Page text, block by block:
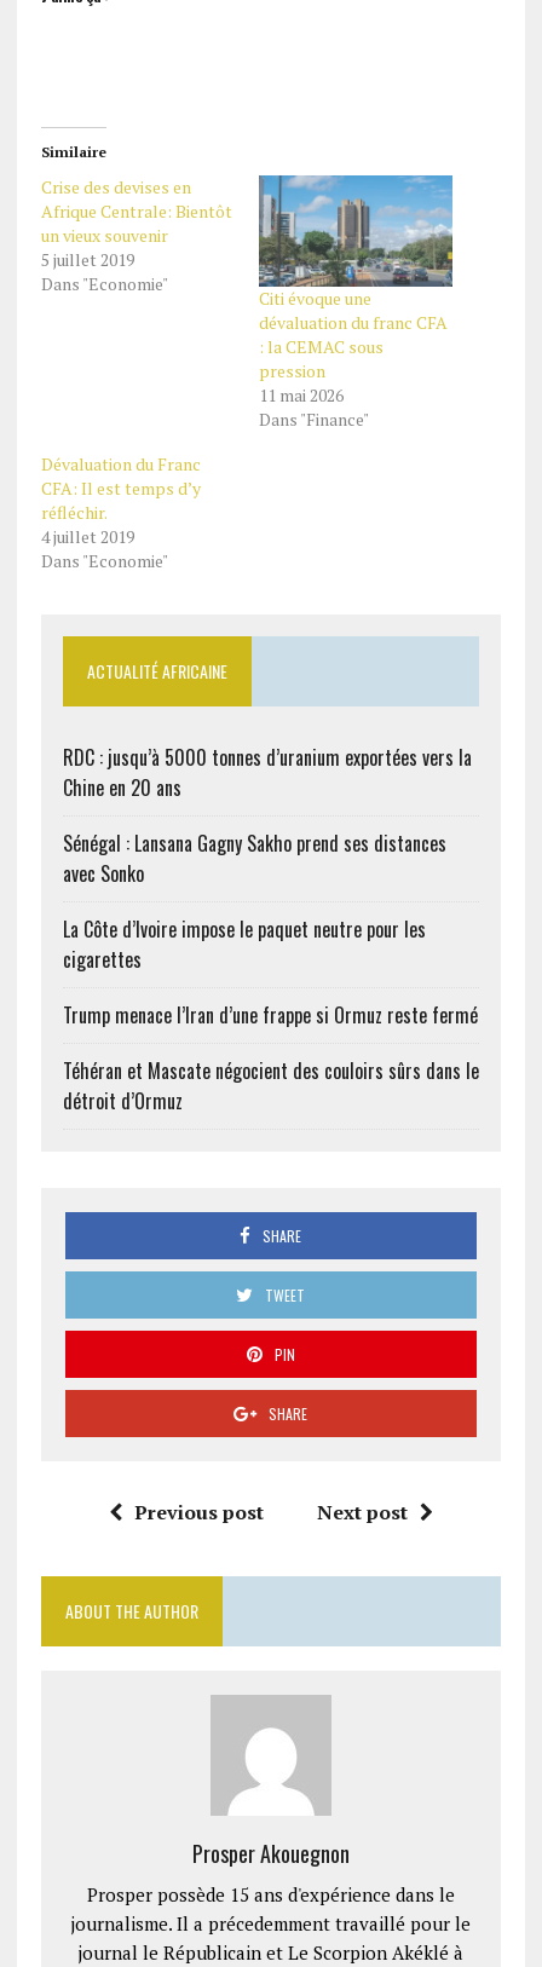
Similaire
Crise des devises en
Afrique Centrale: Bientôt
un vieux souvenir
5 juillet 2019
Dans "Economie"
Citi évoque une
dévaluation du franc CFA
: la CEMAC sous
pression
11 mai 2026
Dans "Finance"
Dévaluation du Franc
CFA: Il est temps d’y
réfléchir.
4 juillet 2019
Dans "Economie"
ACTUALITÉ AFRICAINE
RDC : jusqu’à 5000 tonnes d’uranium exportées vers la
Chine en 20 ans
Sénégal : Lansana Gagny Sakho prend ses distances
avec Sonko
La Côte d’Ivoire impose le paquet neutre pour les
cigarettes
Trump menace l’Iran d’une frappe si Ormuz reste fermé
Téhéran et Mascate négocient des couloirs sûrs dans le
détroit d’Ormuz
SHARE
TWEET
PIN
SHARE
Previous post Next post
ABOUT THE AUTHOR
Prosper Akouegnon
Prosper possède 15 ans d'expérience dans le
journalisme. Il a précedemment travaillé pour le
journal le Républicain et Le Scorpion Akéklé à